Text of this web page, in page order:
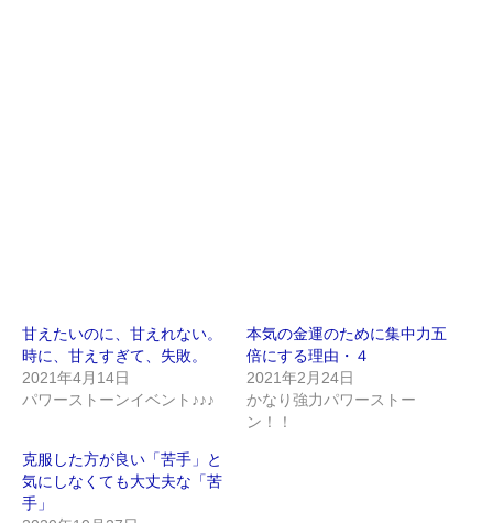
甘えたいのに、甘えれない。
時に、甘えすぎて、失敗。
2021年4月14日
パワーストーンイベント♪♪♪
本気の金運のために集中力五
倍にする理由・４
2021年2月24日
かなり強力パワーストー
ン！！
克服した方が良い「苦手」と
気にしなくても大丈夫な「苦
手」